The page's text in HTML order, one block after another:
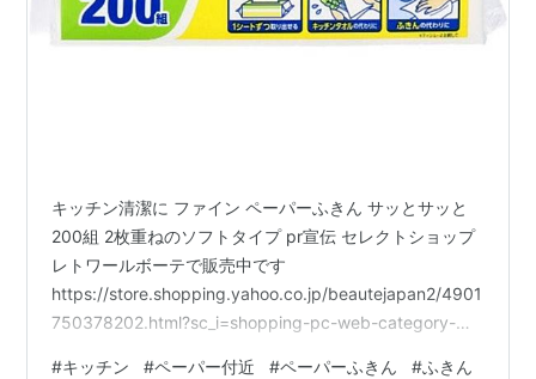
キッチン清潔に ファイン ペーパーふきん サッとサッと
200組 2枚重ねのソフトタイプ pr宣伝 セレクトショップ
レトワールボーテで販売中です
https://store.shopping.yahoo.co.jp/beautejapan2/4901
750378202.html?sc_i=shopping-pc-web-category-
#キッチン #ペーパー付近 #ペーパーふきん #ふきん